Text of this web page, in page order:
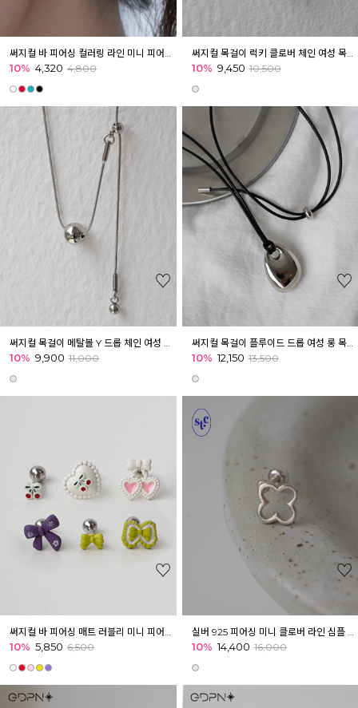
10% 4,320 4,800
써지컬 목걸이 럭키 클로버 체인 여성 목걸이
10% 9,450 10,500
10% 9,900 11,000
써지컬 목걸이 플루이드 드롭 여성 롱 목걸이 길이조절
10% 12,150 13,500
써지컬 바 피어싱 매트 러블리 미니 피어싱 귓볼 아웃컨츠 귓바퀴 무광
10% 5,850 6,500
실버 925 피어싱 미니 클로버 라인 심플 데일리 피어싱 귓볼 아웃컨츠 귓바퀴
10% 14,400 16,000